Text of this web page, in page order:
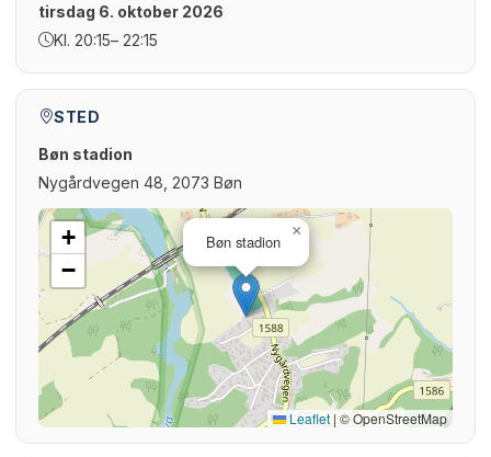
tirsdag 6. oktober 2026
Kl. 20:15– 22:15
STED
Bøn stadion
Nygårdvegen 48, 2073 Bøn
Bøn stadion
×
+
−
Leaflet |© OpenStreetMap